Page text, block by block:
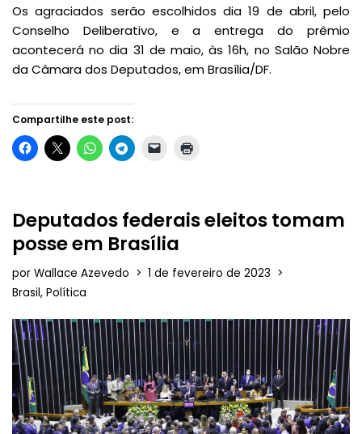
Os agraciados serão escolhidos dia 19 de abril, pelo
Conselho Deliberativo, e a entrega do prêmio
acontecerá no dia 31 de maio, às 16h, no Salão Nobre
da Câmara dos Deputados, em Brasília/DF.
Compartilhe este post:
Deputados federais eleitos tomam
posse em Brasília
por Wallace Azevedo
1 de fevereiro de 2023
Brasil, Política